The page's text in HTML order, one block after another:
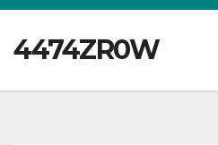
4474ZR0W